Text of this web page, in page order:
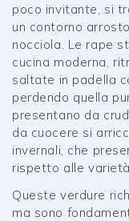
poco invitante, si
un contorno
nocciola. Le rape
cucina moderna,
saltate in padella
perdendo quella
presentano da
da cuocere si
invernali, che
rispetto alle
Queste verdure
ma sono